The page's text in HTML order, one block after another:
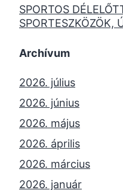
SPORTOS
SPORTESZKÖZÖK,
Archívum
2026. július
2026. június
2026. május
2026. április
2026. március
2026. január